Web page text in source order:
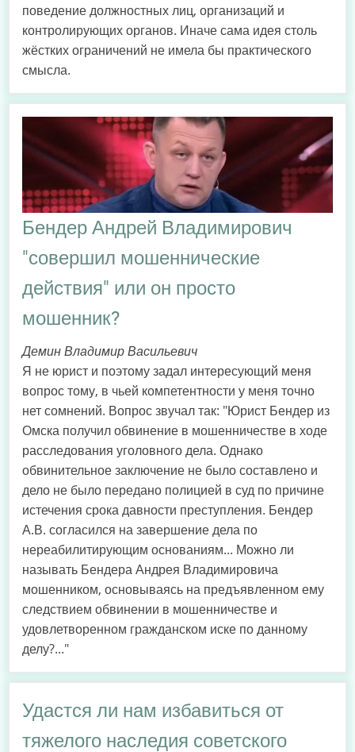
поведение должностных лиц, организаций и
контролирующих органов. Иначе сама идея столь
жёстких ограничений не имела бы практического
смысла.
Бендер Андрей Владимирович
"совершил мошеннические
действия" или он просто
мошенник?
Демин Владимир Васильевич
Я не юрист и поэтому задал интересующий меня
вопрос тому, в чьей компетентности у меня точно
нет сомнений. Вопрос звучал так: "Юрист Бендер из
Омска получил обвинение в мошенничестве в ходе
расследования уголовного дела. Однако
обвинительное заключение не было составлено и
дело не было передано полицией в суд по причине
истечения срока давности преступления. Бендер
А.В. согласился на завершение дела по
нереабилитирующим основаниям... Можно ли
называть Бендера Андрея Владимировича
мошенником, основываясь на предъявленном ему
следствием обвинении в мошенничестве и
удовлетворенном гражданском иске по данному
делу?..."
Удастся ли нам избавиться от
тяжелого наследия советского